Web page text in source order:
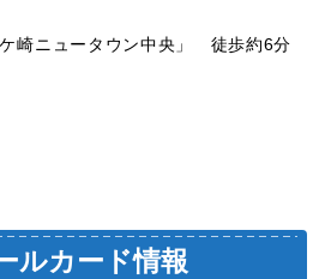
ニュータウン中央」 徒歩約6分
ルカード情報